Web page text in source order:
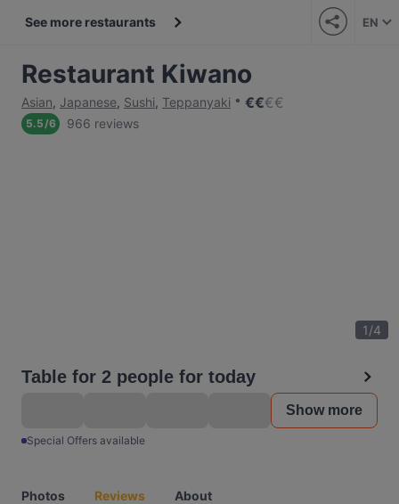
See more restaurants EN
Restaurant Kiwano
Asian, Japanese, Sushi, Teppanyaki €€€€
5.5/6 966 reviews
1/4
Table for 2 people for today
Show more
Special Offers available
Photos Reviews About